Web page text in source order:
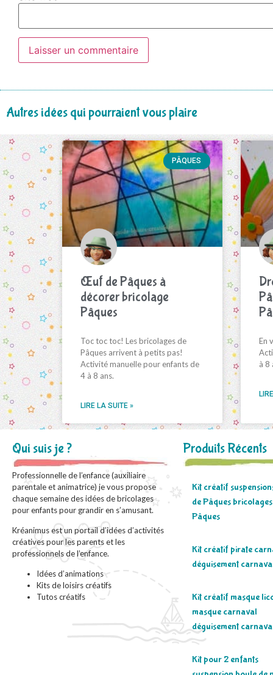
Autres idées qui pourraient vous plaire
PÂQUES
Œuf de Pâques à
décorer bricolage
Pâques
Toc toc toc! Les bricolages de
Pâques arrivent à petits pas!
Activité manuelle pour enfants de
4 à 8 ans.
LIRE LA SUITE »
En
à 8
Qui suis je ?
Professionnelle de l’enfance (auxiliaire
parentale et animatrice) je vous propose
chaque semaine des idées de bricolages
pour enfants pour grandir en s’amusant.
Kréanimus est un portail d’idées d’activités
créatives pour les parents et les
professionnels de l’enfance.
Idées d’animations
Kits de loisirs créatifs
Tutos créatifs
Produits Récents
Kit créatif
de Pâques
Pâques
Kit créatif pirate
déguisement
Kit créatif masque
masque carnaval
déguisement
Kit pour 2 enfants